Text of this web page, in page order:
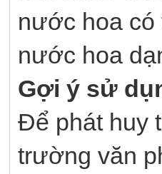
nước hoa có
nước hoa
Gợi ý sử
Để phát huy
trường văn